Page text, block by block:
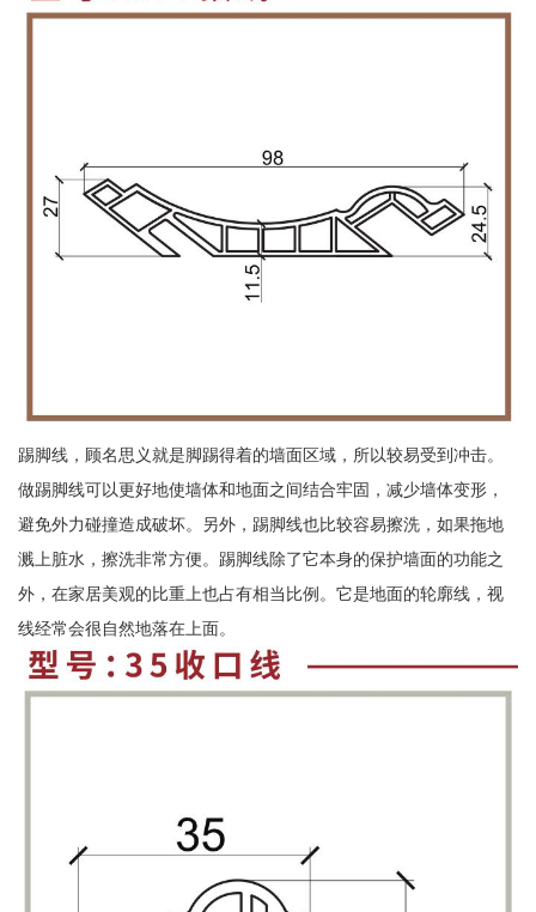
踢脚线，顾名思义就是脚踢得着的墙面区域，所以较易受到冲击。
做踢脚线可以更好地使墙体和地面之间结合牢固，减少墙体变形，
避免外力碰撞造成破坏。另外，踢脚线也比较容易擦洗，如果拖地
溅上脏水，擦洗非常方便。踢脚线除了它本身的保护墙面的功能之
外，在家居美观的比重上也占有相当比例。它是地面的轮廓线，视
线经常会很自然地落在上面。